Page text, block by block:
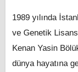
1989 yılında
ve Genetik
Kenan Yasin
dünya hayatına